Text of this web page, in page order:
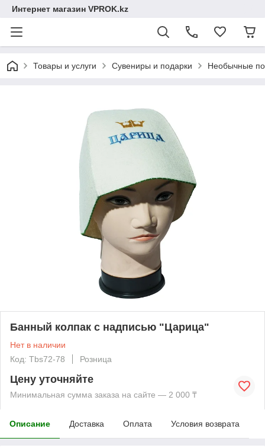
Интернет магазин VPROK.kz
Товары и услуги Сувениры и подарки Необычные
Банный колпак с надписью "Царица"
Нет в наличии
Код: Tbs72-78
Розница
Цену уточняйте
Минимальная сумма заказа на сайте — 2 000 ₸
Описание Доставка Оплата Условия возврата